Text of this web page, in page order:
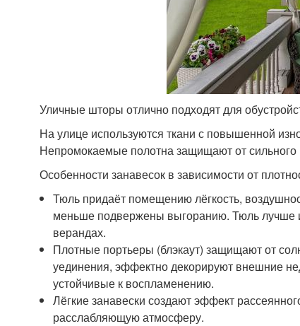
Уличные шторы отлично подходят для
На улице используются ткани с повышенной
Непромокаемые полотна защищают от сильного
Особенности занавесок в зависимости от
Тюль придаёт помещению лёгкость,
меньше подвержены выгоранию. Тюль лучше
верандах.
Плотные портьеры (блэкаут) защищают от
уединения, эффектно декорируют внешние
устойчивые к воспламенению.
Лёгкие занавески создают эффект
расслабляющую атмосферу.